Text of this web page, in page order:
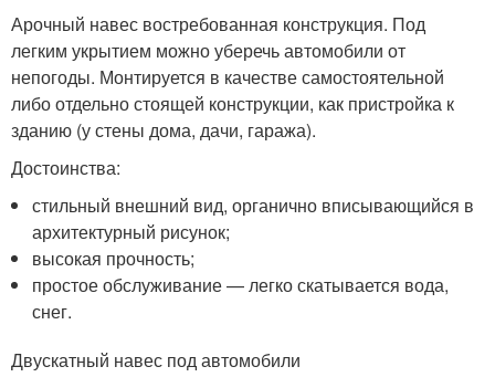
Арочный навес востребованная конструкция. Под
легким укрытием можно уберечь автомобили от
непогоды. Монтируется в качестве самостоятельной
либо отдельно стоящей конструкции, как пристройка к
зданию (у стены дома, дачи, гаража).
Достоинства:
стильный внешний вид, органично вписывающийся в
архитектурный рисунок;
высокая прочность;
простое обслуживание — легко скатывается вода,
снег.
Двускатный навес под автомобили